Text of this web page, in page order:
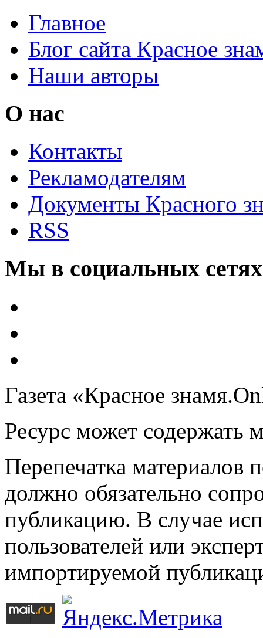
Главное
Блог сайта Красное
Наши авторы
О нас
Контакты
Рекламодателям
Документы Красного
RSS
Мы в социальных сетях
Газета «Красное
Ресурс может содержать
Перепечатка материалов
должно обязательно
публикацию. В случае
пользователей или
импортируемой